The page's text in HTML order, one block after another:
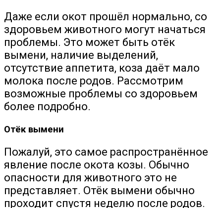
Даже если окот прошёл нормально, со
здоровьем животного могут начаться
проблемы. Это может быть отёк
вымени, наличие выделений,
отсутствие аппетита, коза даёт мало
молока после родов. Рассмотрим
возможные проблемы со здоровьем
более подробно.
Отёк вымени
Пожалуй, это самое распространённое
явление после окота козы. Обычно
опасности для животного это не
представляет. Отёк вымени обычно
проходит спустя неделю после родов.